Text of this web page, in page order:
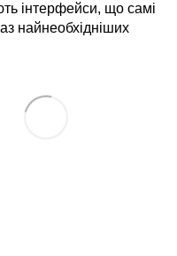
інтерфейси, що самі
найнеобхідніших